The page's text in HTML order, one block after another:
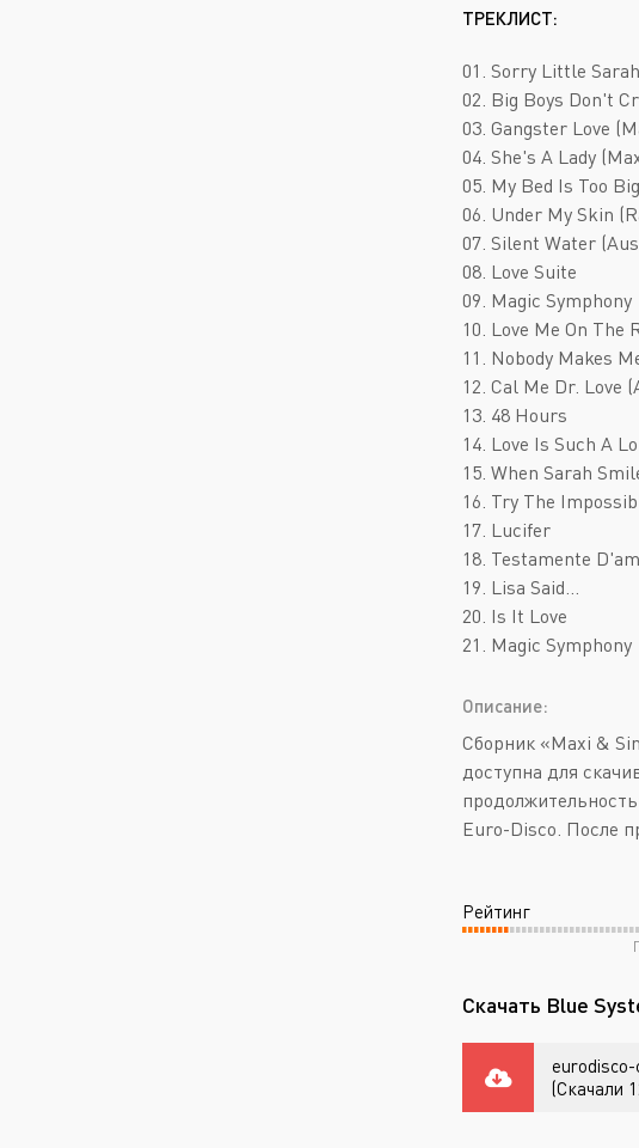
ТРЕКЛИСТ:
01. Sorry Little Sarah
02. Big Boys Don't
03. Gangster Love
04. She's A Lady
05. My Bed Is Too Big
06. Under My Skin
07. Silent Water
08. Love Suite
09. Magic Symphony
10. Love Me On The
11. Nobody Makes
12. Cal Me Dr. Love
13. 48 Hours
14. Love Is Such A
15. When Sarah
16. Try The
17. Lucifer
18. Testamente
19. Lisa Said...
20. Is It Love
21. Magic Symphony
Описание:
Сборник «Maxi &
доступна для
Euro-Disco. После
Рейтинг
Скачать Blue
(Скачали